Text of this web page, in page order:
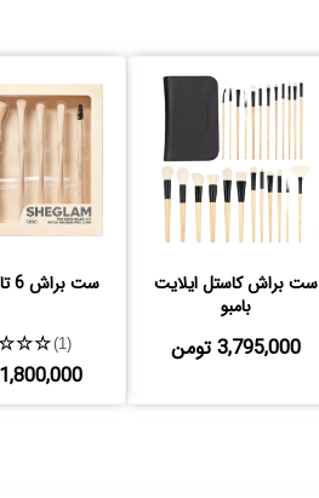
ست براش کاستل ایلایت
بامبو
3,795,000 تومن
ست براش 6 تایی شیگلم
(1)
1,800,000 تومن